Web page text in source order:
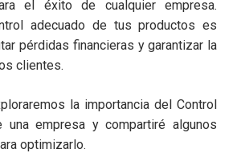
el éxito de cualquier empresa.
adecuado de tus productos es
pérdidas financieras y garantizar la
clientes.
la importancia del Control
una empresa y compartiré algunos
optimizarlo.